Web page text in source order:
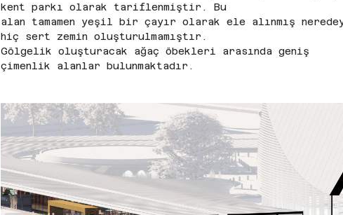
kent parkı olarak tariflenmiştir. Bu
alan tamamen yeşil bir çayır olarak ele alınmış
hiç sert zemin oluşturulmamıştır.
Gölgelik oluşturacak ağaç öbekleri arasında geniş
çimenlik alanlar bulunmaktadır.